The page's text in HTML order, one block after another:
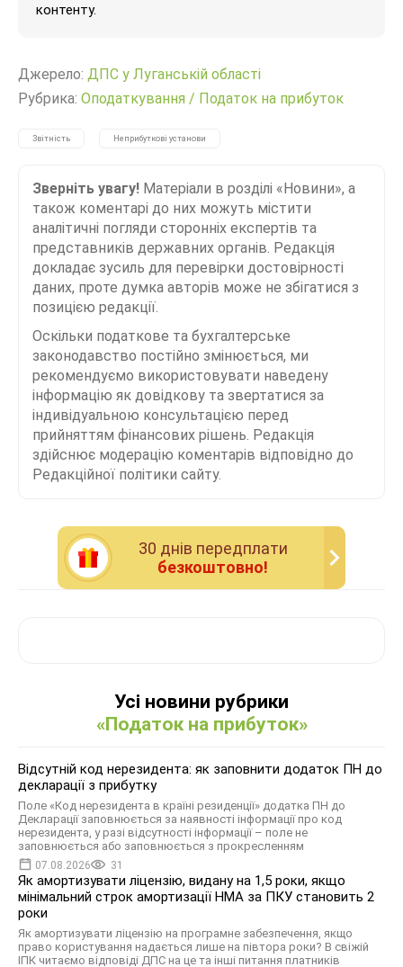
контенту.
Джерело: ДПС у Луганській області
Рубрика: Оподаткування / Податок на прибуток
Звітність Неприбуткові установи
Зверніть увагу! Матеріали в розділі «Новини», а
також коментарі до них можуть містити
аналітичні погляди сторонніх експертів та
представників державних органів. Редакція
докладає зусиль для перевірки достовірності
даних, проте думка авторів може не збігатися з
позицією редакції.
Оскільки податкове та бухгалтерське
законодавство постійно змінюється, ми
рекомендуємо використовувати наведену
інформацію як довідкову та звертатися за
індивідуальною консультацією перед
прийняттям фінансових рішень. Редакція
здійснює модерацію коментарів відповідно до
Редакційної політики сайту.
30 днiв передплати
безкоштовно!
Усі новини рубрики
«Податок на прибуток»
Відсутній код нерезидента: як заповнити додаток ПН до
декларації з прибутку
Поле «Код нерезидента в країні резиденції» додатка ПН до
Декларації заповнюється за наявності інформації про код
нерезидента, у разі відсутності інформації – поле не
заповнюється або заповнюється з прокресленням
07.08.2026 31
Як амортизувати ліцензію, видану на 1,5 роки, якщо
мінімальний строк амортизації НМА за ПКУ становить 2
роки
Як амортизувати ліцензію на програмне забезпечення, якщо
право користування надається лише на півтора роки? В свіжій
ІПК читаємо відповіді ДПС на це та інші питання платників